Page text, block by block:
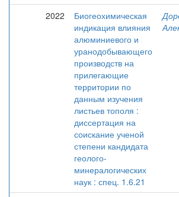
2022
Биогеохимическая
индикация влияния
алюминиевого и
уранодобывающего
производств на
прилегающие
территории по
данным изучения
листьев тополя :
диссертация на
соискание ученой
степени кандидата
геолого-
минералогических
наук : спец. 1.6.21